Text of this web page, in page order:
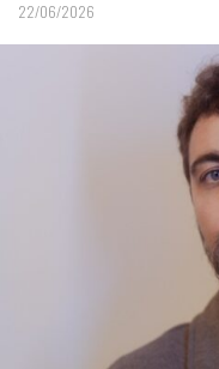
22/06/2026